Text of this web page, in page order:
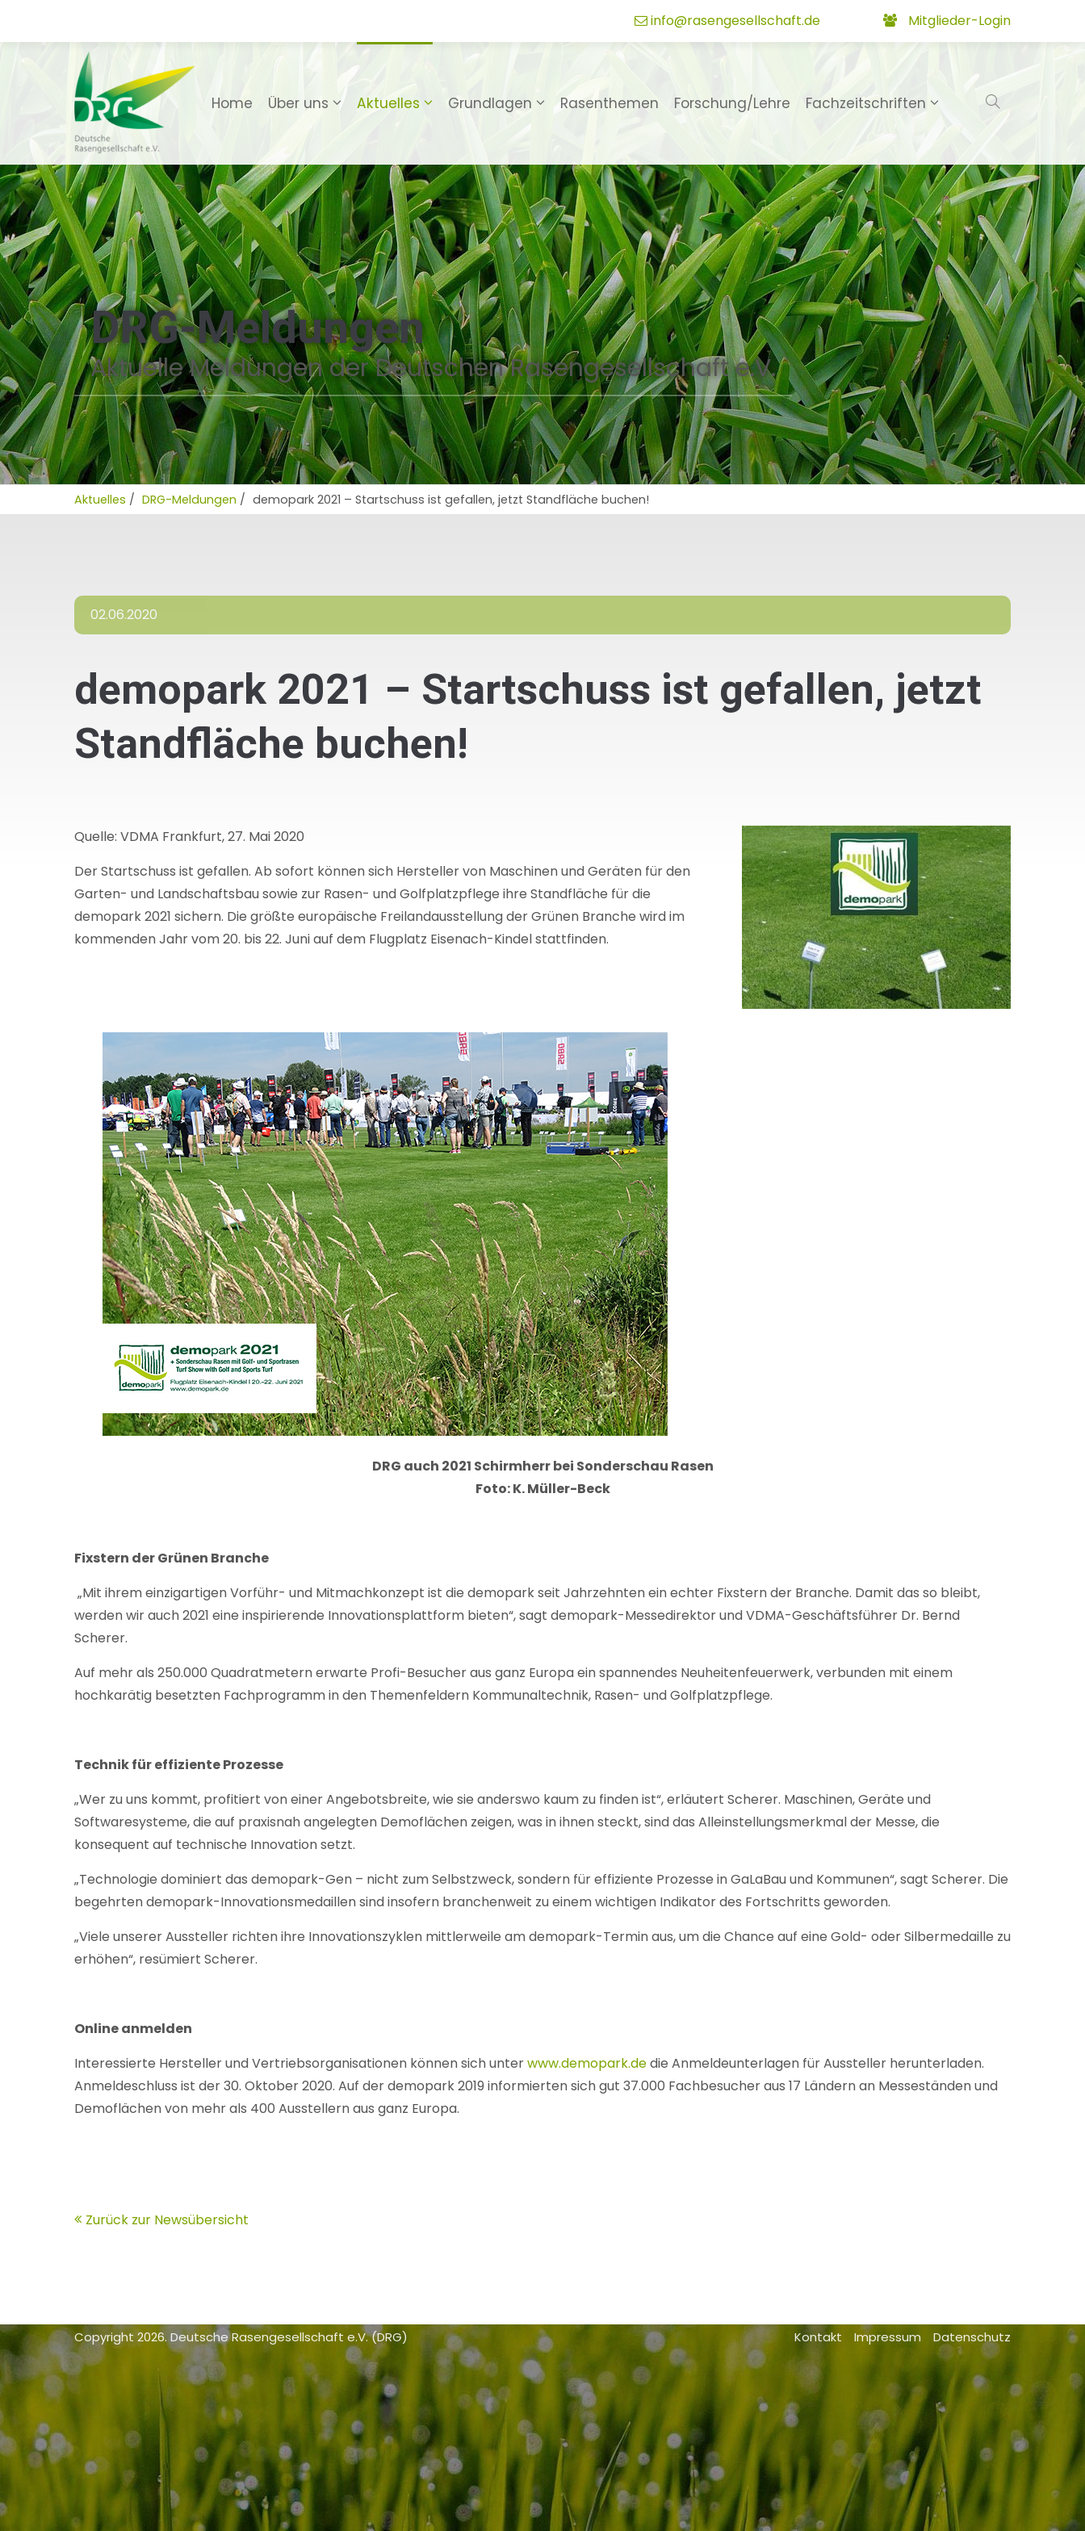
info@rasengesellschaft.de Mitglieder-Login
Home Über uns Aktuelles Grundlagen Rasenthemen Forschung/Lehre Fachzeitschriften
DRG-Meldungen
Aktuelle Meldungen der Deutschen Rasengesellschaft e.V.
Aktuelles / DRG-Meldungen / demopark 2021 – Startschuss ist gefallen, jetzt Standfläche buchen!
02.06.2020
demopark 2021 – Startschuss ist gefallen, jetzt
Standfläche buchen!
Quelle: VDMA Frankfurt, 27. Mai 2020
Der Startschuss ist gefallen. Ab sofort können sich Hersteller von Maschinen und Geräten für den
Garten- und Landschaftsbau sowie zur Rasen- und Golfplatzpflege ihre Standfläche für die
demopark 2021 sichern. Die größte europäische Freilandausstellung der Grünen Branche wird im
kommenden Jahr vom 20. bis 22. Juni auf dem Flugplatz Eisenach-Kindel stattfinden.
DRG auch 2021 Schirmherr bei Sonderschau Rasen
Foto: K. Müller-Beck
Fixstern der Grünen Branche
„Mit ihrem einzigartigen Vorführ- und Mitmachkonzept ist die demopark seit Jahrzehnten ein echter Fixstern der Branche. Damit das so bleibt,
werden wir auch 2021 eine inspirierende Innovationsplattform bieten“, sagt demopark-Messedirektor und VDMA-Geschäftsführer Dr. Bernd
Scherer.
Auf mehr als 250.000 Quadratmetern erwarte Profi-Besucher aus ganz Europa ein spannendes Neuheitenfeuerwerk, verbunden mit einem
hochkarätig besetzten Fachprogramm in den Themenfeldern Kommunaltechnik, Rasen- und Golfplatzpflege.
Technik für effiziente Prozesse
„Wer zu uns kommt, profitiert von einer Angebotsbreite, wie sie anderswo kaum zu finden ist“, erläutert Scherer. Maschinen, Geräte und
Softwaresysteme, die auf praxisnah angelegten Demoflächen zeigen, was in ihnen steckt, sind das Alleinstellungsmerkmal der Messe, die
konsequent auf technische Innovation setzt.
„Technologie dominiert das demopark-Gen – nicht zum Selbstzweck, sondern für effiziente Prozesse in GaLaBau und Kommunen“, sagt Scherer. Die
begehrten demopark-Innovationsmedaillen sind insofern branchenweit zu einem wichtigen Indikator des Fortschritts geworden.
„Viele unserer Aussteller richten ihre Innovationszyklen mittlerweile am demopark-Termin aus, um die Chance auf eine Gold- oder Silbermedaille zu
erhöhen“, resümiert Scherer.
Online anmelden
Interessierte Hersteller und Vertriebsorganisationen können sich unterwww.demopark.dedie Anmeldeunterlagen für Aussteller herunterladen.
Anmeldeschluss ist der 30. Oktober 2020. Auf der demopark 2019 informierten sich gut 37.000 Fachbesucher aus 17 Ländern an Messeständen und
Demoflächen von mehr als 400 Ausstellern aus ganz Europa.
Zurück zur Newsübersicht
Copyright 2026. Deutsche Rasengesellschaft e.V. (DRG) Kontakt Impressum Datenschutz